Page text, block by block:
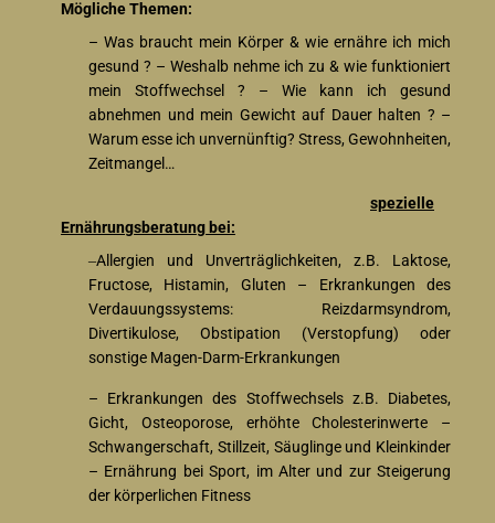
Mögliche Themen:
– Was braucht mein Körper & wie ernähre ich mich
gesund ? – Weshalb nehme ich zu & wie funktioniert
mein Stoffwechsel ? – Wie kann ich gesund
abnehmen und mein Gewicht auf Dauer halten ? –
Warum esse ich unvernünftig? Stress, Gewohnheiten,
Zeitmangel…
spezielle
Ernährungsberatung bei:
–Allergien und Unverträglichkeiten, z.B. Laktose,
Fructose, Histamin, Gluten – Erkrankungen des
Verdauungssystems: Reizdarmsyndrom,
Divertikulose, Obstipation (Verstopfung) oder
sonstige Magen-Darm-Erkrankungen
– Erkrankungen des Stoffwechsels z.B. Diabetes,
Gicht, Osteoporose, erhöhte Cholesterinwerte –
Schwangerschaft, Stillzeit, Säuglinge und Kleinkinder
– Ernährung bei Sport, im Alter und zur Steigerung
der körperlichen Fitness